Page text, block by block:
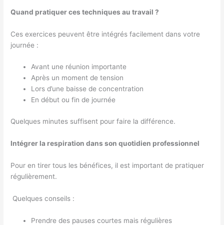
Quand pratiquer ces techniques au travail ?
Ces exercices peuvent être intégrés facilement dans votre
journée :
Avant une réunion importante
Après un moment de tension
Lors d’une baisse de concentration
En début ou fin de journée
Quelques minutes suffisent pour faire la différence.
Intégrer la respiration dans son quotidien professionnel
Pour en tirer tous les bénéfices, il est important de pratiquer
régulièrement.
Quelques conseils :
Prendre des pauses courtes mais régulières